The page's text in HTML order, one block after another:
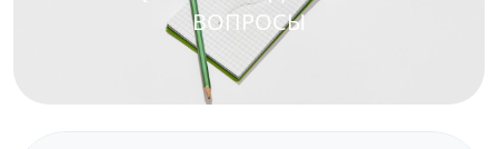
ВОПРОСЫ